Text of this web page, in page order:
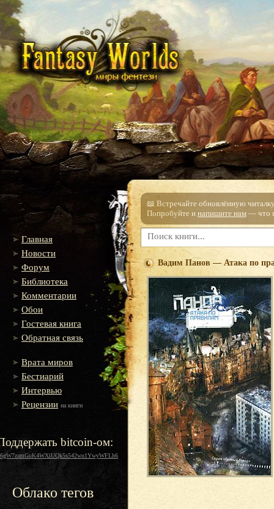
Главная
Новости
Форум
Библиотека
Комментарии
Обои
Гостевая книга
Обратная связь
Врата миров
Бестиарий
Интервью
Рецензии на книги
bitcoin-ом:
Облако тегов
📖 Встречайте обновлённую
Попробуйте и напишите нам — что
Вадим Панов — Атака по